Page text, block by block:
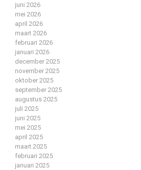
juni 2026
mei 2026
april 2026
maart 2026
februari 2026
januari 2026
december 2025
november 2025
oktober 2025
september 2025
augustus 2025
juli 2025
juni 2025
mei 2025
april 2025
maart 2025
februari 2025
januari 2025